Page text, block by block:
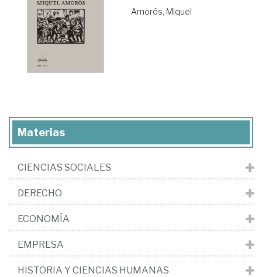
Amorós, Miquel
Materias
CIENCIAS SOCIALES
DERECHO
ECONOMÍA
EMPRESA
HISTORIA Y CIENCIAS HUMANAS